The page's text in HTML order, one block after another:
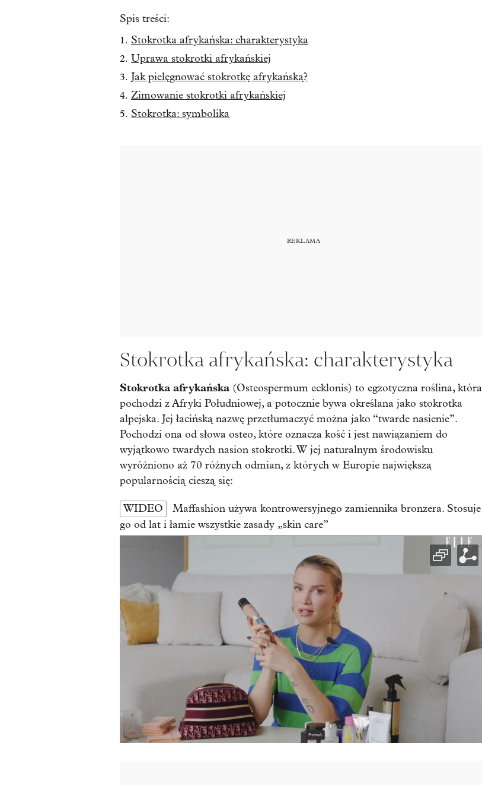
Spis treści:
Stokrotka afrykańska: charakterystyka
Uprawa stokrotki afrykańskiej
Jak pielęgnować stokrotkę afrykańską?
Zimowanie stokrotki afrykańskiej
Stokrotka: symbolika
Stokrotka afrykańska: charakterystyka
Stokrotka afrykańska (Osteospermum ecklonis) to egzotyczna roślina, która
pochodzi z Afryki Południowej, a potocznie bywa określana jako stokrotka
alpejska. Jej łacińską nazwę przetłumaczyć można jako “twarde nasienie”.
Pochodzi ona od słowa osteo, które oznacza kość i jest nawiązaniem do
wyjątkowo twardych nasion stokrotki. W jej naturalnym środowisku
wyróżniono aż 70 różnych odmian, z których w Europie największą
popularnością cieszą się:
WIDEO
Maffashion używa kontrowersyjnego zamiennika bronzera. Stosuje
go od lat i łamie wszystkie zasady „skin care”